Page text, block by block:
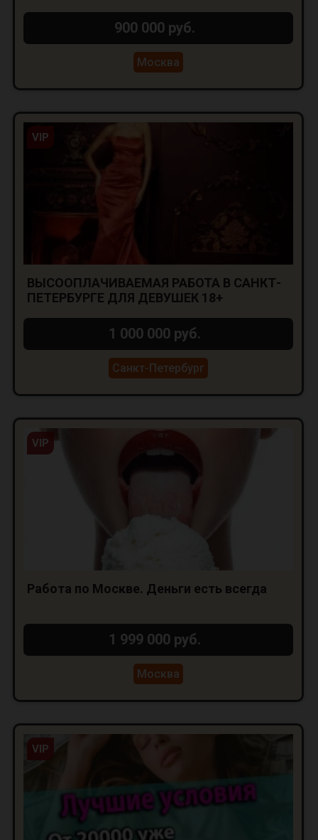
900 000 руб.
Москва
VIP
ВЫСООПЛАЧИВАЕМАЯ РАБОТА В САНКТ-
ПЕТЕРБУРГЕ ДЛЯ ДЕВУШЕК 18+
1 000 000 руб.
Санкт-Петербург
VIP
Работа по Москве. Деньги есть всегда
1 999 000 руб.
Москва
VIP